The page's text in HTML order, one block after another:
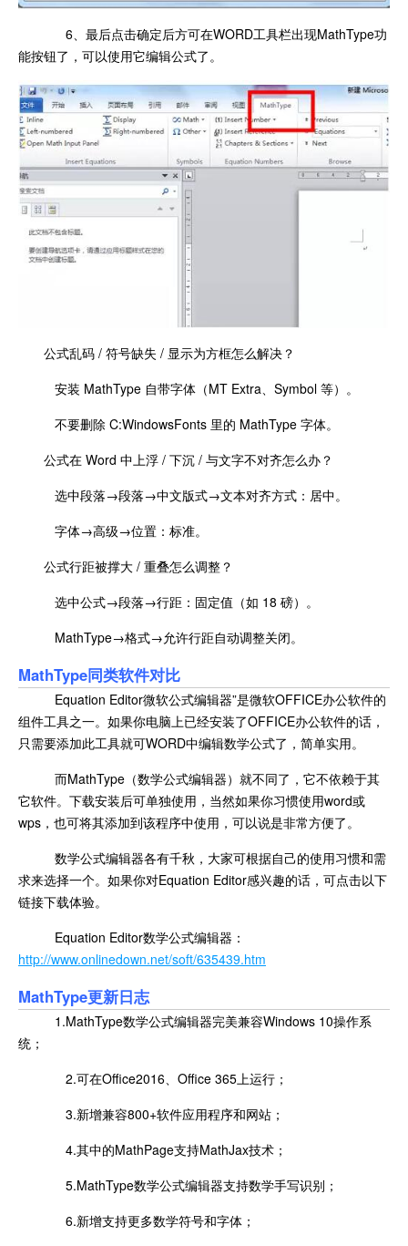
6、最后点击确定后方可在WORD工具栏出现MathType功
能按钮了，可以使用它编辑公式了。
公式乱码 / 符号缺失 / 显示为方框怎么解决？
安装 MathType 自带字体（MT Extra、Symbol 等）。
不要删除 C:WindowsFonts 里的 MathType 字体。
公式在 Word 中上浮 / 下沉 / 与文字不对齐怎么办？
选中段落→段落→中文版式→文本对齐方式：居中。
字体→高级→位置：标准。
公式行距被撑大 / 重叠怎么调整？
选中公式→段落→行距：固定值（如 18 磅）。
MathType→格式→允许行距自动调整关闭。
MathType同类软件对比
Equation Editor微软公式编辑器”是微软OFFICE办公软件的
组件工具之一。如果你电脑上已经安装了OFFICE办公软件的话，
只需要添加此工具就可WORD中编辑数学公式了，简单实用。
而MathType（数学公式编辑器）就不同了，它不依赖于其
它软件。下载安装后可单独使用，当然如果你习惯使用word或
wps，也可将其添加到该程序中使用，可以说是非常方便了。
数学公式编辑器各有千秋，大家可根据自己的使用习惯和需
求来选择一个。如果你对Equation Editor感兴趣的话，可点击以下
链接下载体验。
Equation Editor数学公式编辑器：
http://www.onlinedown.net/soft/635439.htm
MathType更新日志
1.MathType数学公式编辑器完美兼容Windows 10操作系
统；
2.可在Office2016、Office 365上运行；
3.新增兼容800+软件应用程序和网站；
4.其中的MathPage支持MathJax技术；
5.MathType数学公式编辑器支持数学手写识别；
6.新增支持更多数学符号和字体；